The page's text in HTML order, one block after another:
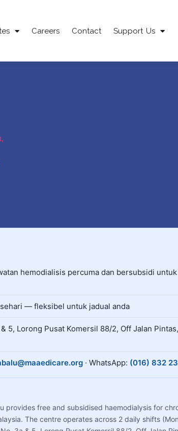
Careers Contact Support Us
amal di Kota Kinabalu, Sabah yang
hemodialisis percuma dan bersubsidi untuk
— fleksibel untuk jadual anda
5, Lorong Pusat Komersil 88/2, Off Jalan Pintas,
· WhatsApp: (016) 832
provides free and subsidised haemodialysis for
The centre operates across 2 daily shifts